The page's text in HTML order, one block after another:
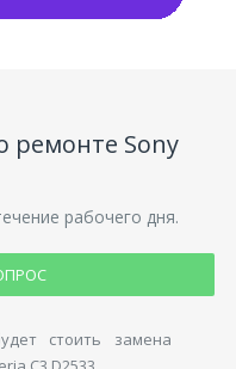
ремонте Sony
рабочего дня.
стоить замена